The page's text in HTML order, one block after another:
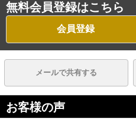
無料会員登録はこちら
会員登録
メールで共有する
お客様の声